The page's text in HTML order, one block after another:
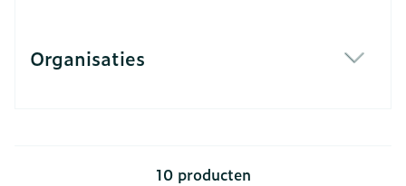
Organisaties
10producten